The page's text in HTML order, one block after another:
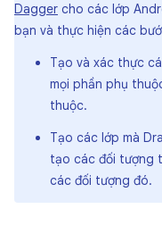
Dagger cho các lớp
bạn và thực hiện các
Tạo và xác thực
mọi phần phụ
thuộc.
Tạo các lớp mà
tạo các đối tượng
các đối tượng đó.